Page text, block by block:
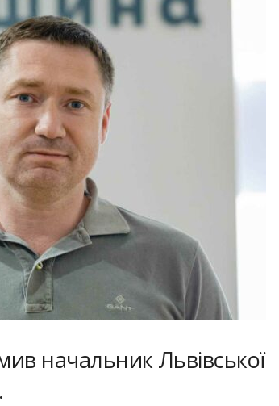
начальник Львівської